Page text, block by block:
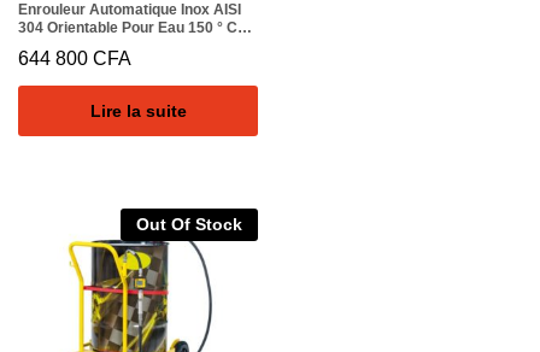
Enrouleur Automatique Inox AISI
304 Orientable Pour Eau 150 ° C
15M 3/8 «
644 800 CFA
Lire la suite
Out Of Stock